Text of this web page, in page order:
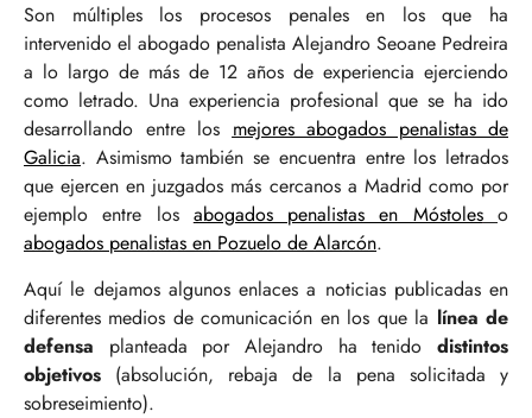
Son múltiples los procesos penales en los que ha
intervenido el abogado penalista Alejandro Seoane Pedreira
a lo largo de más de 12 años de experiencia ejerciendo
como letrado. Una experiencia profesional que se ha ido
desarrollando entre los mejores abogados penalistas de
Galicia. Asimismo también se encuentra entre los letrados
que ejercen en juzgados más cercanos a Madrid como por
ejemplo entre los abogados penalistas en Móstoles o
abogados penalistas en Pozuelo de Alarcón.
Aquí le dejamos algunos enlaces a noticias publicadas en
diferentes medios de comunicación en los que la línea de
defensa planteada por Alejandro ha tenido distintos
objetivos (absolución, rebaja de la pena solicitada y
sobreseimiento).